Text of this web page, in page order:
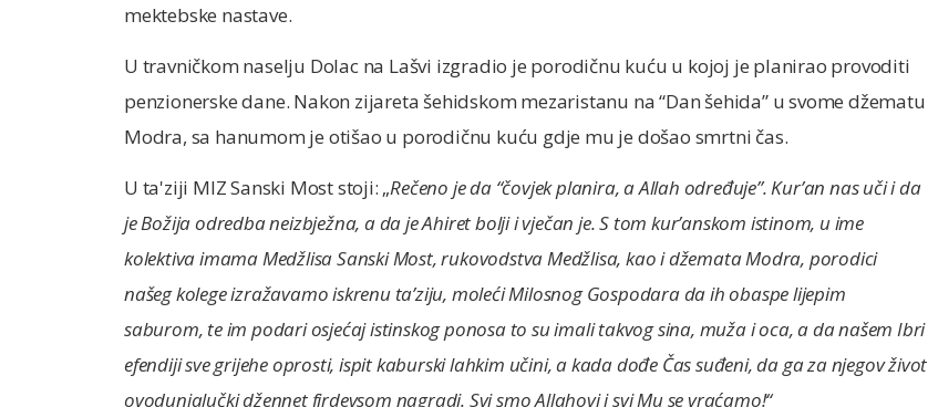
mektebske nastave.
U travničkom naselju Dolac na Lašvi izgradio je porodičnu kuću u kojoj je planirao provoditi
penzionerske dane. Nakon zijareta šehidskom mezaristanu na “Dan šehida” u svome džematu
Modra, sa hanumom je otišao u porodičnu kuću gdje mu je došao smrtni čas.
U ta'ziji MIZ Sanski Most stoji: „Rečeno je da “čovjek planira, a Allah određuje”. Kur’an nas uči i da
je Božija odredba neizbježna, a da je Ahiret bolji i vječan je. S tom kur’anskom istinom, u ime
kolektiva imama Medžlisa Sanski Most, rukovodstva Medžlisa, kao i džemata Modra, porodici
našeg kolege izražavamo iskrenu ta’ziju, moleći Milosnog Gospodara da ih obaspe lijepim
saburom, te im podari osjećaj istinskog ponosa to su imali takvog sina, muža i oca, a da našem Ibri
efendiji sve grijehe oprosti, ispit kaburski lahkim učini, a kada dođe Čas suđeni, da ga za njegov život
ovodunjalučki džennet firdevsom nagradi. Svi smo Allahovi i svi Mu se vraćamo!“